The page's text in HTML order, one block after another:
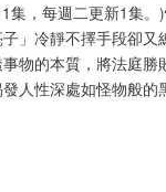
集，每週二更新1集。
」冷靜不擇手段卻又
物的本質，將法庭勝
發人性深處如怪物般的